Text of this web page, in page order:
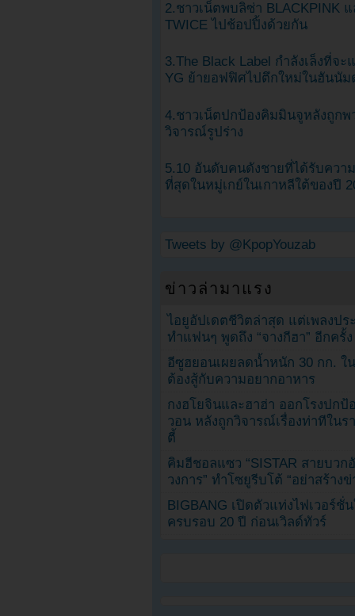
2.ชาวเน็ตพบลิซ่า BLACKPINK
TWICE ไปช้อปปิ้งด้วยกัน
3.The Black Label กำลังเล็งที่จะ
YG ย้ายอฟฟิศไปตึกใหม่ในฮันนัม
4.ชาวเน็ตปกป้องคิมมินจูหลังถูกพ
วิจารณ์รูปร่าง
5.10 อันดับคนดังชายที่ได้รับควา
ที่สุดในหมู่เกย์ในเกาหลีใต้ของปี
Tweets by @KpopYouzab
ข่าวล่ามาแรง
ไอยูอัปเดตชีวิตล่าสุด แต่เพลงป
ทำแฟนๆ พูดถึง “จางกีฮา” อีกครั้ง
อีซูฮยอนเผยลดน้ำหนัก 30 กก. ใ
ต้องสู้กับความอยากอาหาร
กงฮโยจินและฮาฮ่า ออกโรงปกป้
วอน หลังถูกวิจารณ์เรื่องท่าทีในร
ตี้
คิมฮีชอลแซว “SISTAR สายบวก
วงการ” ทำโซยูรีบโต้ “อย่าสร้างข่
BIGBANG เปิดตัวแท่งไฟเวอร์ชั่
ครบรอบ 20 ปี ก่อนเวิลด์ทัวร์